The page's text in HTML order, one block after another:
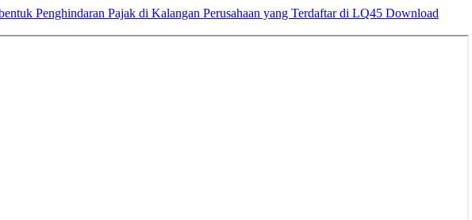
Penghindaran Pajak di Kalangan Perusahaan yang Terdaftar di LQ45 Download